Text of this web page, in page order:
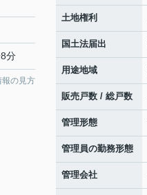
分
報の見方
土地権利
国土法届出
用途地域
販売戸数 / 総戸数
管理形態
管理員の勤務形態
管理会社